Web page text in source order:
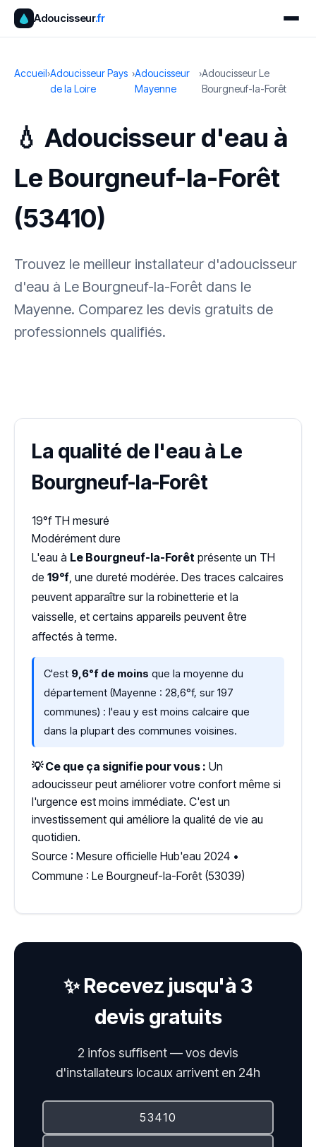
Adoucisseur.fr
Accueil›Adoucisseur Pays
de la Loire
›Adoucisseur
Mayenne
›Adoucisseur Le
Bourgneuf-la-Forêt
💧 Adoucisseur d'eau à
Le Bourgneuf-la-Forêt
(53410)
Trouvez le meilleur installateur d'adoucisseur
d'eau à Le Bourgneuf-la-Forêt dans le
Mayenne. Comparez les devis gratuits de
professionnels qualifiés.
La qualité de l'eau à Le
Bourgneuf-la-Forêt
19°f TH mesuré
Modérément dure
L'eau à Le Bourgneuf-la-Forêt présente un TH
de 19°f, une dureté modérée. Des traces calcaires
peuvent apparaître sur la robinetterie et la
vaisselle, et certains appareils peuvent être
affectés à terme.
C'est 9,6°f de moins que la moyenne du
département (Mayenne : 28,6°f, sur 197
communes) : l'eau y est moins calcaire que
dans la plupart des communes voisines.
💡 Ce que ça signifie pour vous : Un
adoucisseur peut améliorer votre confort même si
l'urgence est moins immédiate. C'est un
investissement qui améliore la qualité de vie au
quotidien.
Source : Mesure officielle Hub'eau 2024 •
Commune : Le Bourgneuf-la-Forêt (53039)
✨ Recevez jusqu'à 3
devis gratuits
2 infos suffisent — vos devis
d'installateurs locaux arrivent en 24h